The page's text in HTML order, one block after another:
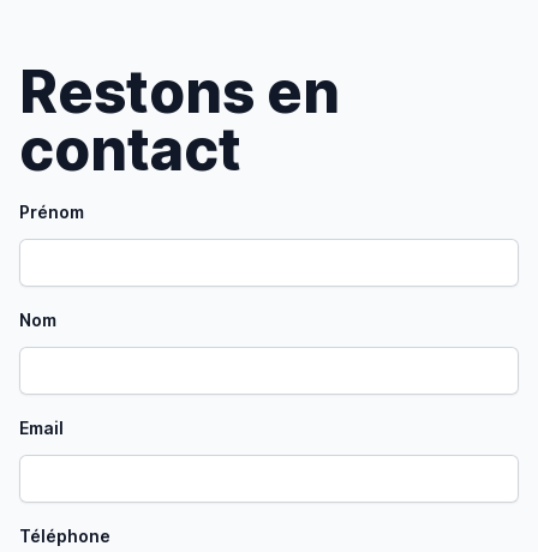
Restons en
contact
Prénom
Nom
Email
Téléphone